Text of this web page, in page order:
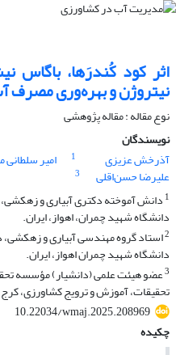
اثر کود کُندرَها، باگاس
نیتروژن و بهره‌وری مصرف
نوع مقاله : مقاله پژوهشی
نویسندگان
آذرخش عزیزی
1 امیر
علیرضا حسن‌اقلی
3
1 دانش آموخته دکتری آبیاری و
دانشگاه شهید چمران، اهواز، ایران.
2استاد گروه مهندسی آبیاری و
دانشگاه شهید چمران اهواز، ایران.
3عضو هیئت علمی (دانشیار) مؤسسه
تحقیقات، آموزش و ترویج کشاورزی،
10.22034/wmaj.2025.208969
چکیده